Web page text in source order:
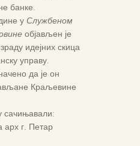
банке.
у Службеном
објављен је
идејних скица
управу.
да је он
Краљевине
сачињавали:
арх г. Петар